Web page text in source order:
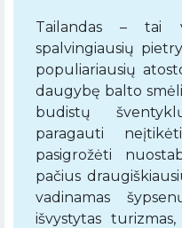
Tailandas – tai
spalvingiausių
populiariausių
daugybę balto
budistų
paragauti
pasigrožėti
pačius
vadinamas
išvystytas